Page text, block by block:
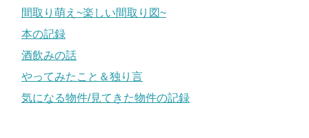
間取り萌え~楽しい間取り図~
本の記録
酒飲みの話
やってみたこと＆独り言
気になる物件/見てきた物件の記録